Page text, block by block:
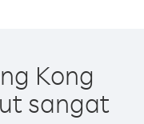
Kong
sangat